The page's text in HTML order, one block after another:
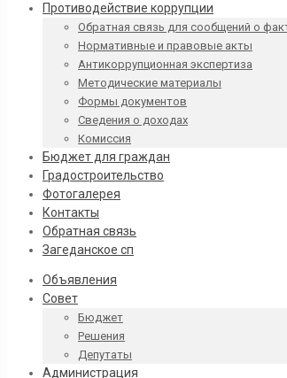
Противодействие коррупции
Обратная связь для сообщений о
Нормативные и правовые акты
Антикоррупционная экспертиза
Методические материалы
Формы документов
Сведения о доходах
Комиссия
Бюджет для граждан
Градостроительство
Фотогалерея
Контакты
Обратная связь
Загеданское сп
Объявления
Совет
Бюджет
Решения
Депутаты
Администрация